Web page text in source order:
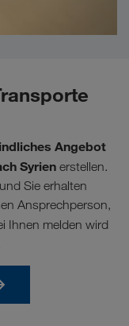
Angebot
Syrien erstellen.
Sie erhalten
Ansprechperson,
Ihnen melden wird